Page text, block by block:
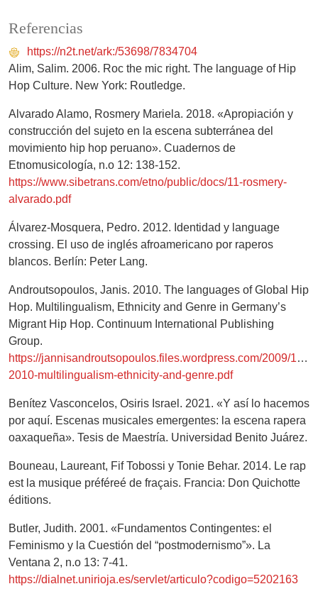
Referencias
https://n2t.net/ark:/53698/7834704
Alim, Salim. 2006. Roc the mic right. The language of Hip
Hop Culture. New York: Routledge.
Alvarado Alamo, Rosmery Mariela. 2018. «Apropiación y
construcción del sujeto en la escena subterránea del
movimiento hip hop peruano». Cuadernos de
Etnomusicología, n.o 12: 138-152.
https://www.sibetrans.com/etno/public/docs/11-rosmery-
alvarado.pdf
Álvarez-Mosquera, Pedro. 2012. Identidad y language
crossing. El uso de inglés afroamericano por raperos
blancos. Berlín: Peter Lang.
Androutsopoulos, Janis. 2010. The languages of Global Hip
Hop. Multilingualism, Ethnicity and Genre in Germany’s
Migrant Hip Hop. Continuum International Publishing
Group.
https://jannisandroutsopoulos.files.wordpress.com/2009/12/
2010-multilingualism-ethnicity-and-genre.pdf
Benítez Vasconcelos, Osiris Israel. 2021. «Y así lo hacemos
por aquí. Escenas musicales emergentes: la escena rapera
oaxaqueña». Tesis de Maestría. Universidad Benito Juárez.
Bouneau, Laureant, Fif Tobossi y Tonie Behar. 2014. Le rap
est la musique préféreé de fraçais. Francia: Don Quichotte
éditions.
Butler, Judith. 2001. «Fundamentos Contingentes: el
Feminismo y la Cuestión del “postmodernismo”». La
Ventana 2, n.o 13: 7-41.
https://dialnet.unirioja.es/servlet/articulo?codigo=5202163